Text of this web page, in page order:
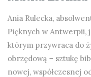
Ania Rulecka,
Pięknych w Antwerpii,
którym przywraca do
obrzędową – sztukę
nowej, współczesnej